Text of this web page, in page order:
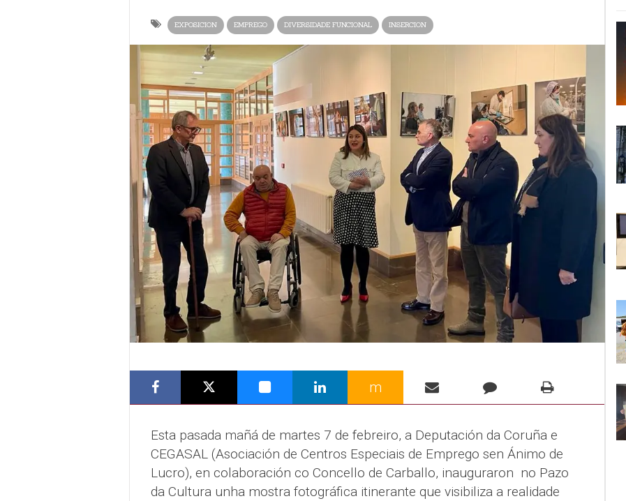
EXPOSICION EMPREGO DIVERSIDADE FUNCIONAL INSERCION
m
Esta pasada mañá de martes 7 de febreiro, a Deputación da Coruña e
CEGASAL (Asociación de Centros Especiais de Emprego sen Ánimo de
Lucro), en colaboración co Concello de Carballo, inauguraron no Pazo
da Cultura unha mostra fotográfica itinerante que visibiliza a realidade